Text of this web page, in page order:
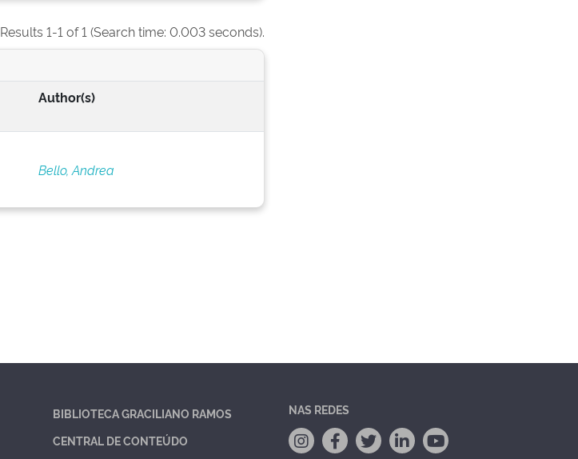
Results 1-1 of 1 (Search time: 0.003 seconds).
Author(s)
Bello, Andrea
BIBLIOTECA GRACILIANO RAMOS
CENTRAL DE CONTEÚDO
NAS REDES